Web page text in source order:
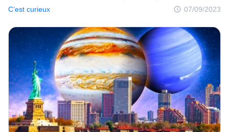
C’est curieux 07/09/2023
des célébrités ! Elles peuvent aussi être très sportives.
Et en raison de leur penchant naturel pour le sport, elles peuvent
facilement devenir des athlètes professionnels. Elles sont plutôt
décontractées en termes de personnalité et sont réputées pour
être de grands leaders, car elles sont très charismatiques ! Les
personnes de janvier ont également une personnalité
indépendante, et elles ont tendance à se fier davantage à leurs
convictions qu’à leurs sentiments. Elles peuvent choisir de mener
une vie plus traditionnelle parce qu’elles n’aiment pas
particulièrement se distinguer.